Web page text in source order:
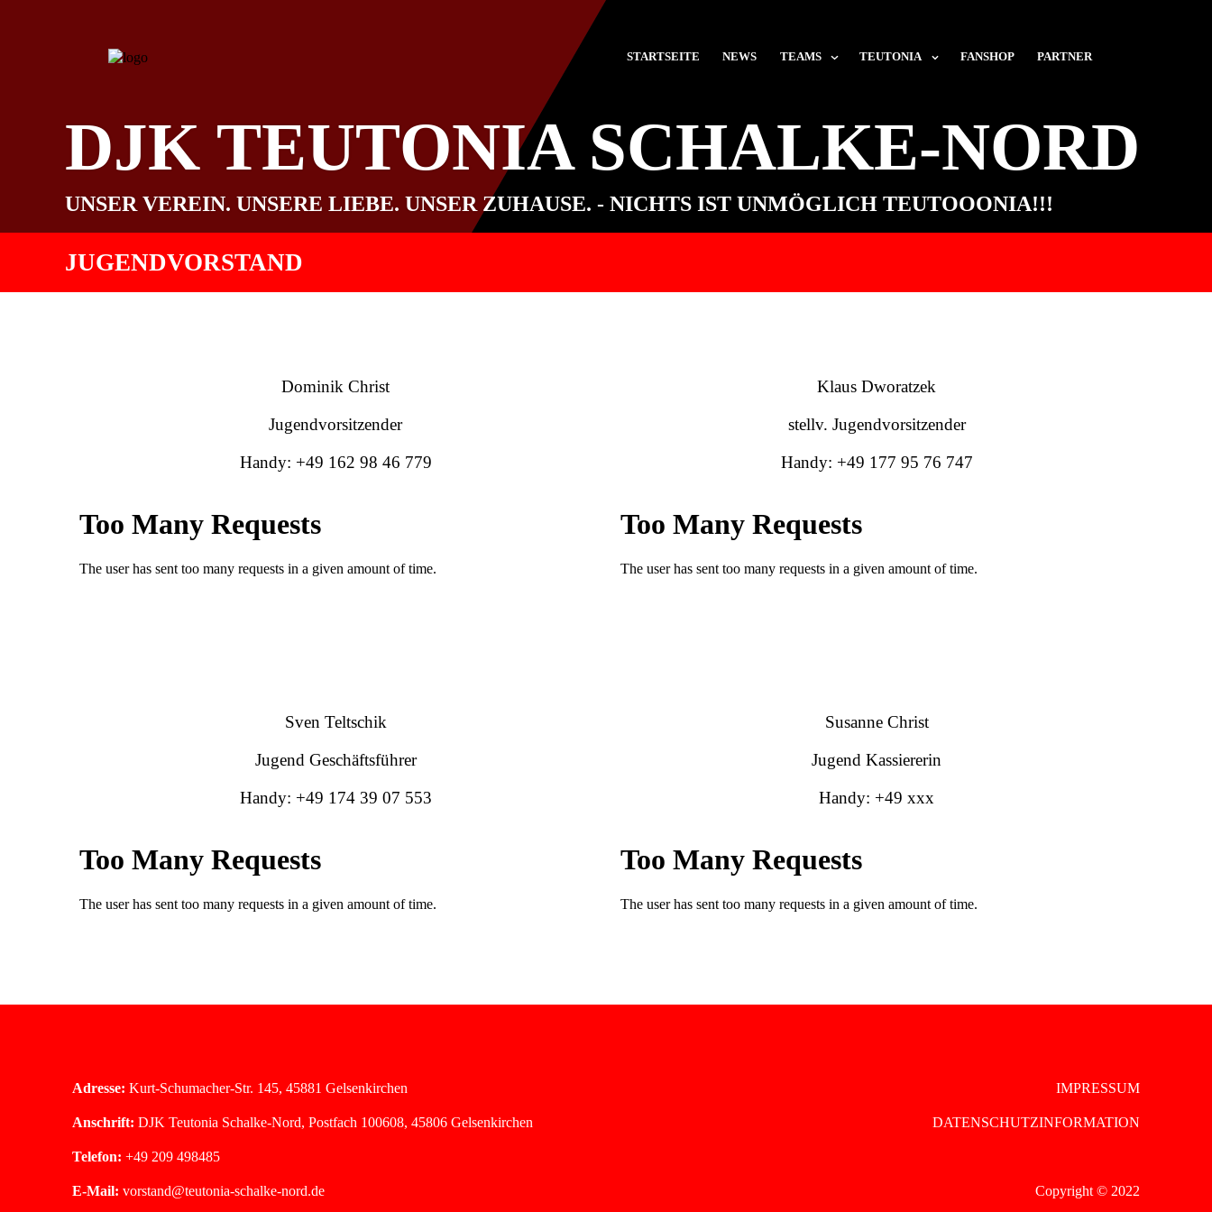
STARTSEITE NEWS TEAMS TEUTONIA FANSHOP PARTNER
DJK TEUTONIA SCHALKE-NORD
UNSER VEREIN. UNSERE LIEBE. UNSER ZUHAUSE. - NICHTS IST UNMÖGLICH TEUTOOONIA!!!
JUGENDVORSTAND
Dominik Christ
Jugendvorsitzender
Handy: +49 162 98 46 779
Klaus Dworatzek
stellv. Jugendvorsitzender
Handy: +49 177 95 76 747
Sven Teltschik
Jugend Geschäftsführer
Handy: +49 174 39 07 553
Susanne Christ
Jugend Kassiererin
Handy: +49 xxx
Adresse: Kurt-Schumacher-Str. 145, 45881 Gelsenkirchen
Anschrift: DJK Teutonia Schalke-Nord, Postfach 100608, 45806 Gelsenkirchen
Telefon: +49 209 498485
E-Mail: vorstand@teutonia-schalke-nord.de
IMPRESSUM
DATENSCHUTZINFORMATION
Copyright © 2022